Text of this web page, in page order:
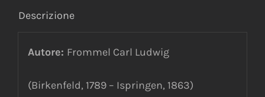
Descrizione
Autore: Frommel Carl Ludwig
(Birkenfeld, 1789 – Ispringen, 1863)